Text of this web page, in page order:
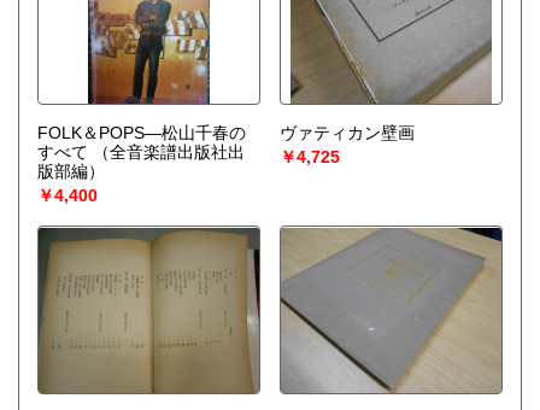
FOLK＆POPS—松山千春の
すべて
（全音楽譜出版社出
版部編）
￥4,400
ヴァティカン壁画
￥4,725